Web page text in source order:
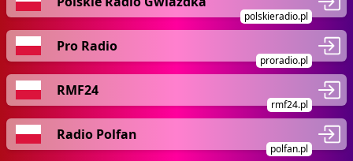
polskieradio.pl
Pro Radio
proradio.pl
RMF24
rmf24.pl
Radio Polfan
polfan.pl